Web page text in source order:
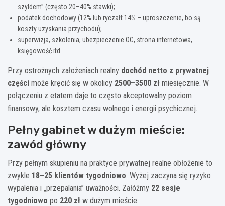
szyldem” (często 20–40% stawki);
podatek dochodowy (12% lub ryczałt 14% – uproszczenie, bo są
koszty uzyskania przychodu);
superwizja, szkolenia, ubezpieczenie OC, strona internetowa,
księgowość itd.
Przy ostrożnych założeniach realny dochód netto z prywatnej
części może kręcić się w okolicy 2500–3500 zł miesięcznie. W
połączeniu z etatem daje to często akceptowalny poziom
finansowy, ale kosztem czasu wolnego i energii psychicznej.
Pełny gabinet w dużym mieście:
zawód główny
Przy pełnym skupieniu na praktyce prywatnej realne obłożenie to
zwykle 18–25 klientów tygodniowo. Wyżej zaczyna się ryzyko
wypalenia i „przepalania” uważności. Załóżmy 22 sesje
tygodniowo po 220 zł w dużym mieście.